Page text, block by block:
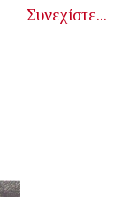
Συνεχίστε...